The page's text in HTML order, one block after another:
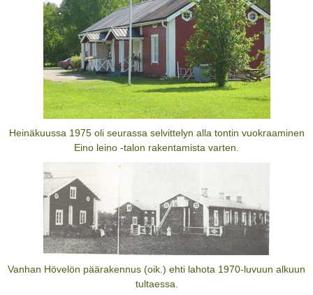
Heinäkuussa 1975 oli seurassa selvittelyn alla tontin vuokraaminen
Eino leino -talon rakentamista varten.
Vanhan Hövelön päärakennus (oik.) ehti lahota 1970-luvuun alkuun
tultaessa.